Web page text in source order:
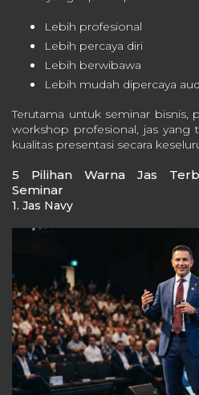
Lebih profesional
Lebih percaya diri
Lebih berwibawa
Lebih mudah dipercaya
Terutama untuk seminar bisnis,
workshop profesional, jas yang
kualitas presentasi secara
5 Pilihan Warna Jas
Seminar
1. Jas Navy